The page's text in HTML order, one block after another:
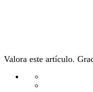
Valora este artículo.